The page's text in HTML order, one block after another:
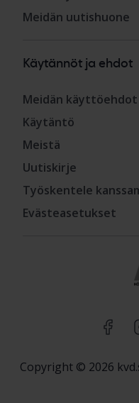
Meidän uutishuone
Käytännöt ja ehdot
Meidän käyttöehdot
Käytäntö
Meistä
Uutiskirje
Työskentele
Evästeasetukset
Copyright © 2026